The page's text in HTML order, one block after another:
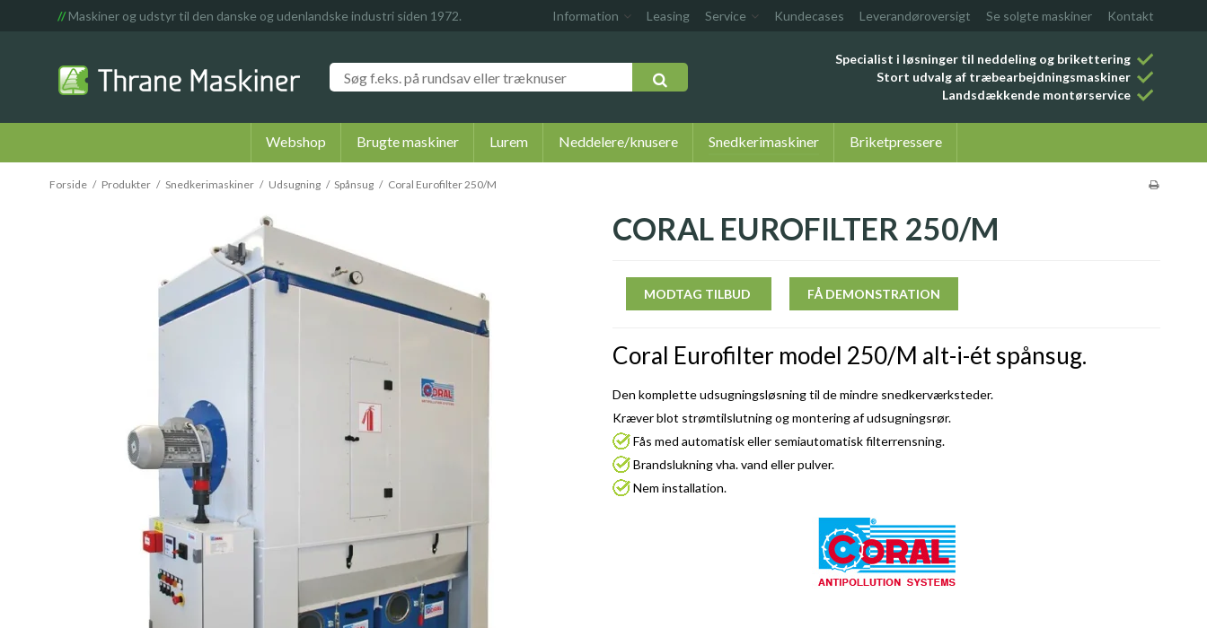
//Maskiner og udstyr til den danske og udenlandske industri siden 1972. Information Leasing Service Kundecases Leverandøroversigt Se solgte maskiner Kontakt
Specialist i løsninger til neddeling og brikettering
Stort udvalg af træbearbejdningsmaskiner
Landsdækkende montørservice
Webshop Brugte maskiner Lurem Neddelere/knusere Snedkerimaskiner Briketpressere
Forside / Produkter / Snedkerimaskiner / Udsugning / Spånsug / Coral Eurofilter 250/M
CORAL EUROFILTER 250/M
MODTAG TILBUD FÅ DEMONSTRATION
Coral Eurofilter model 250/M alt-i-ét spånsug.
Den komplette udsugningsløsning til de mindre snedkerværksteder.
Kræver blot strømtilslutning og montering af udsugningsrør.
Fås med automatisk eller semiautomatisk filterrensning.
Brandslukning vha. vand eller pulver.
Nem installation.